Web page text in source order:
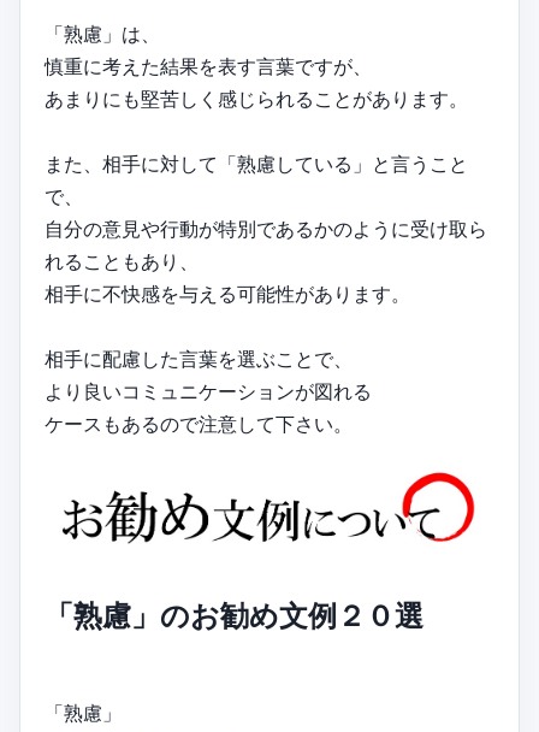
「熟慮」は、
慎重に考えた結果を表す言葉ですが、
あまりにも堅苦しく感じられることがあります。
また、相手に対して「熟慮している」と言うこと
で、
自分の意見や行動が特別であるかのように受け取ら
れることもあり、
相手に不快感を与える可能性があります。
相手に配慮した言葉を選ぶことで、
より良いコミュニケーションが図れる
ケースもあるので注意して下さい。
「熟慮」のお勧め文例２０選
「熟慮」